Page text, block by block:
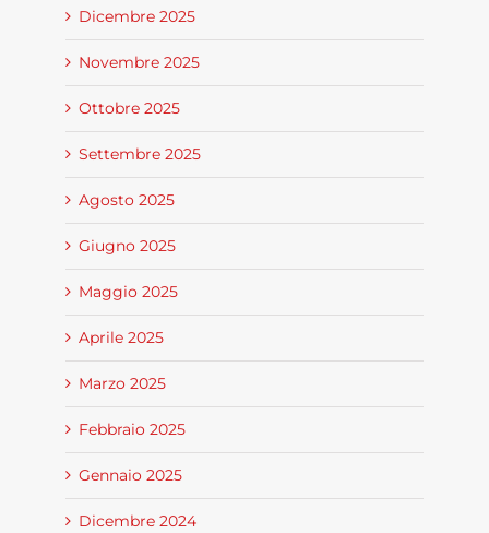
Dicembre 2025
Novembre 2025
Ottobre 2025
Settembre 2025
Agosto 2025
Giugno 2025
Maggio 2025
Aprile 2025
Marzo 2025
Febbraio 2025
Gennaio 2025
Dicembre 2024